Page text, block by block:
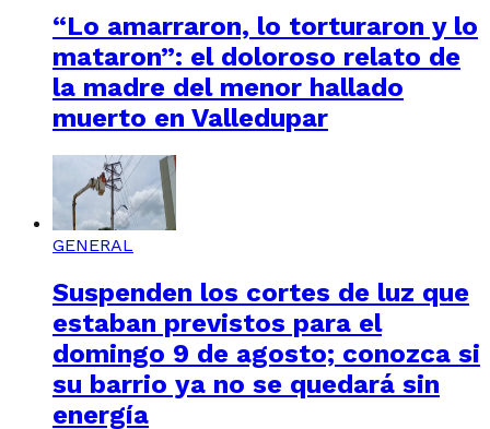
“Lo amarraron, lo torturaron y lo
mataron”: el doloroso relato de
la madre del menor hallado
muerto en Valledupar
GENERAL
Suspenden los cortes de luz que
estaban previstos para el
domingo 9 de agosto; conozca si
su barrio ya no se quedará sin
energía